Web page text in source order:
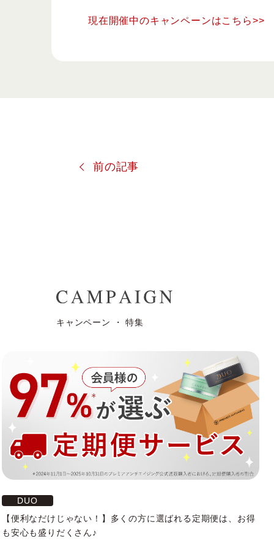
現在開催中のキャンペーンはこちら>>
前の記事
キャンペーン ・ 特集
DUO
【便利なだけじゃない！】多くの方に選ばれる定期便は、お得
も安心も盛りだくさん♪